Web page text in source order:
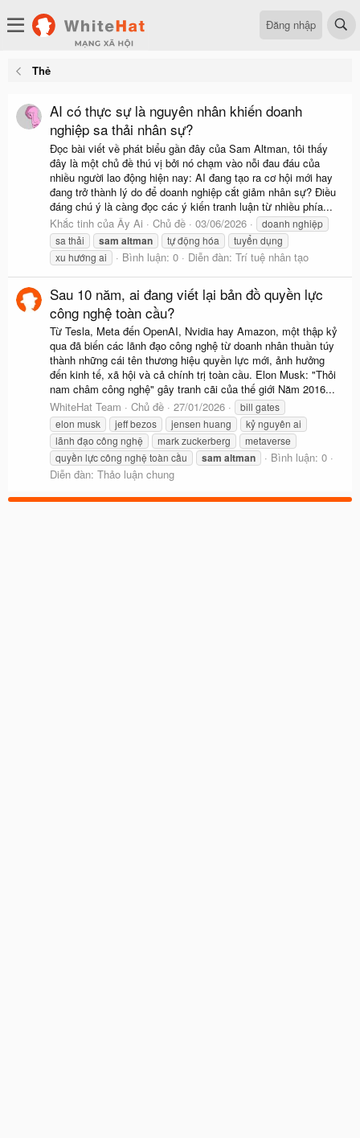
Đăng nhập
Thẻ
AI có thực sự là nguyên nhân khiến doanh
nghiệp sa thải nhân sự?
Đọc bài viết về phát biểu gần đây của Sam Altman, tôi thấy
đây là một chủ đề thú vị bởi nó chạm vào nỗi đau đáu của
nhiều người lao động hiện nay: AI đang tạo ra cơ hội mới hay
đang trở thành lý do để doanh nghiệp cắt giảm nhân sự? Điều
đáng chú ý là càng đọc các ý kiến tranh luận từ nhiều phía...
Khắc tinh của Ây Ai
Chủ đề 03/06/2026
doanh nghiệp
sa thải
sam altman tự động hóa
tuyển dụng
xu hướng ai
Bình luận: 0 Diễn đàn: Trí tuệ nhân tạo
Sau 10 năm, ai đang viết lại bản đồ quyền lực
công nghệ toàn cầu?
Từ Tesla, Meta đến OpenAI, Nvidia hay Amazon, một thập kỷ
qua đã biến các lãnh đạo công nghệ từ doanh nhân thuần túy
thành những cái tên thương hiệu quyền lực mới, ảnh hưởng
đến kinh tế, xã hội và cả chính trị toàn cầu. Elon Musk: "Thỏi
nam châm công nghệ" gây tranh cãi của thế giới Năm 2016...
WhiteHat Team
Chủ đề 27/01/2026
bill gates
elon musk
jeff bezos jensen huang
kỷ nguyên ai
lãnh đạo công nghệ
mark zuckerberg
metaverse
quyền lực công nghệ toàn cầu
sam altman
Bình luận: 0
Diễn đàn: Thảo luận chung